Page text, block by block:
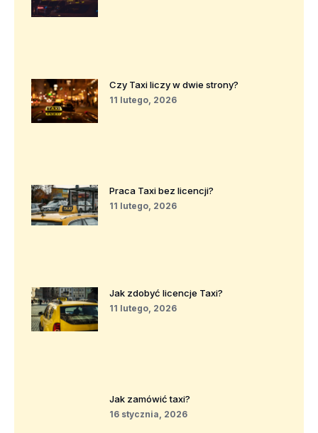
Czy Taxi liczy w dwie strony?
11 lutego, 2026
Praca Taxi bez licencji?
11 lutego, 2026
Jak zdobyć licencje Taxi?
11 lutego, 2026
Jak zamówić taxi?
16 stycznia, 2026